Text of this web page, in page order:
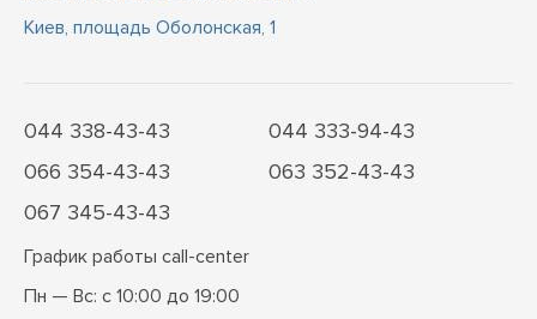
Киев, площадь Оболонская, 1
044 338-43-43
044 333-94-43
066 354-43-43
063 352-43-43
067 345-43-43
График работы call-center
Пн — Вс: с 10:00 до 19:00